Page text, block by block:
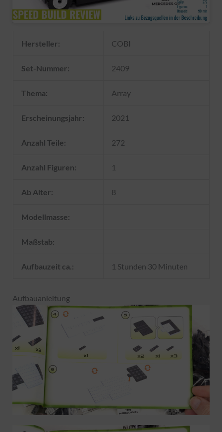
Hersteller: COBI
Set-Nummer: 2409
Thema: Array
Erscheinungsjahr: 2021
Anzahl Teile: 272
Anzahl Figuren: 1
Ab Alter: 8
Modellmasse:
Maßstab:
Aufbauzeit ca.: 1 Stunden 30 Minuten
Aufbauanleitung